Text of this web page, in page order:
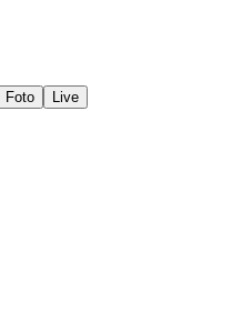
Foto
Live